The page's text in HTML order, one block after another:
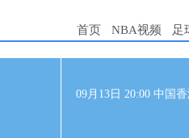
首页 NBA视频 足
09月13日 20:00 中国